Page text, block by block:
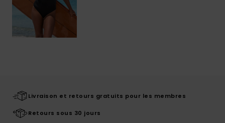
Livraison et retours gratuits pour les membres
Retours sous 30 jours